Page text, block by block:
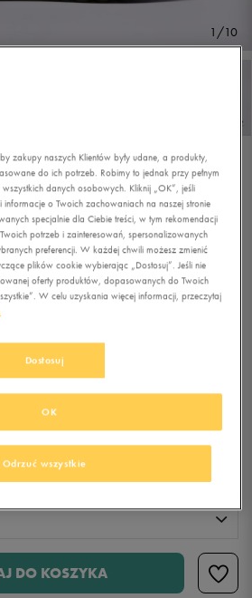
1/10
)
przed promocją)
momentu wprowadzenia produktu)
DO KOSZYKA
zakupy naszych Klientów były udane, a produkty,
do ich potrzeb. Robimy to jednak przy pełnym
danych osobowych. Kliknij „OK”, jeśli
o Twoich zachowaniach na naszej stronie
specjalnie dla Ciebie treści, w tym rekomendacji
potrzeb i zainteresowań, spersonalizowanych
preferencji. W każdej chwili możesz zmienić
plików cookie wybierając „Dostosuj”. Jeśli nie
oferty produktów, dopasowanych do Twoich
W celu uzyskania więcej informacji, przeczytaj
Dostosuj
Odrzuć wszystkie
OK